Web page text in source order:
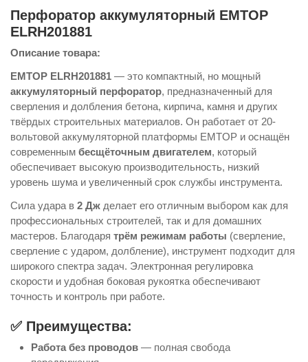
Перфоратор аккумуляторный EMTOP
ELRH201881
Описание товара:
EMTOP ELRH201881 — это компактный, но мощный
аккумуляторный перфоратор, предназначенный для
сверления и долбления бетона, кирпича, камня и других
твёрдых строительных материалов. Он работает от 20-
вольтовой аккумуляторной платформы EMTOP и оснащён
современным бесщёточным двигателем, который
обеспечивает высокую производительность, низкий
уровень шума и увеличенный срок службы инструмента.
Сила удара в 2 Дж делает его отличным выбором как для
профессиональных строителей, так и для домашних
мастеров. Благодаря трём режимам работы (сверление,
сверление с ударом, долбление), инструмент подходит для
широкого спектра задач. Электронная регулировка
скорости и удобная боковая рукоятка обеспечивают
точность и контроль при работе.
✅ Преимущества:
Работа без проводов — полная свобода